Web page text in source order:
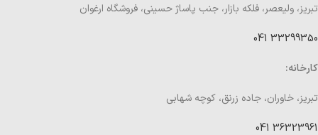
تبریز، ولیعصر، فلکه بازار، جنب پاساژ حسینی، فروشگاه ارغوان
33299350 041
کارخانه:
تبریز، خاوران، جاده زرنق، کوچه شهابی
36323961 041